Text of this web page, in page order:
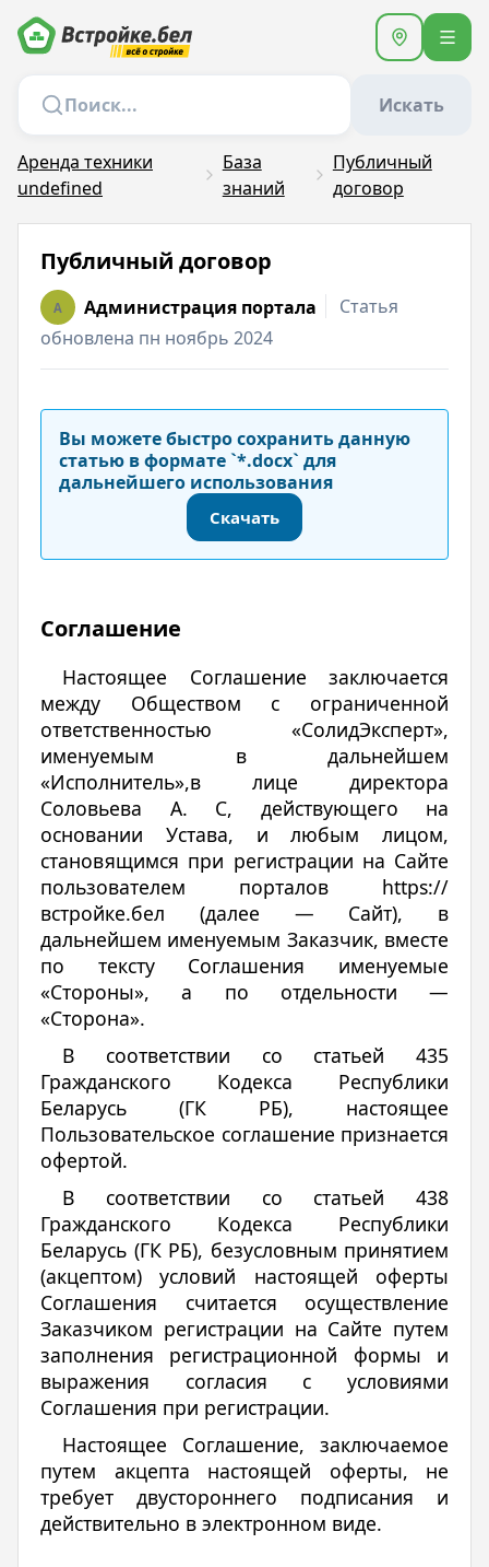
Искать
Аренда техники
undefined
База
знаний
Публичный
договор
Публичный договор
A Администрация портала
Статья
обновлена пн ноябрь 2024
Вы можете быстро сохранить данную
статью в формате `*.docx` для
дальнейшего использования
Скачать
Соглашение
Настоящее Соглашение заключается
между Обществом с ограниченной
ответственностью «СолидЭксперт»,
именуемым в дальнейшем
«Исполнитель»,в лице директора
Соловьева А. С, действующего на
основании Устава, и любым лицом,
становящимся при регистрации на Сайте
пользователем порталов https://
встройке.бел (далее — Сайт), в
дальнейшем именуемым Заказчик, вместе
по тексту Соглашения именуемые
«Стороны», а по отдельности —
«Сторона».
В соответствии со статьей 435
Гражданского Кодекса Республики
Беларусь (ГК РБ), настоящее
Пользовательское соглашение признается
офертой.
В соответствии со статьей 438
Гражданского Кодекса Республики
Беларусь (ГК РБ), безусловным принятием
(акцептом) условий настоящей оферты
Соглашения считается осуществление
Заказчиком регистрации на Сайте путем
заполнения регистрационной формы и
выражения согласия с условиями
Соглашения при регистрации.
Настоящее Соглашение, заключаемое
путем акцепта настоящей оферты, не
требует двустороннего подписания и
действительно в электронном виде.